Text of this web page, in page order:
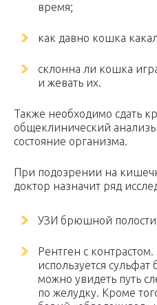
время;
как давно кошка
склонна ли кошка
и жевать их.
Также необходимо сдать
общеклинический
состояние организма.
При подозрении на
доктор назначит ряд
УЗИ брюшной
Рентген с контрастом.
используется
можно увидеть путь
по желудку. Кроме